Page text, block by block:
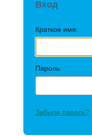
Вход
Краткое имя:
Пароль:
Забыли пароль?